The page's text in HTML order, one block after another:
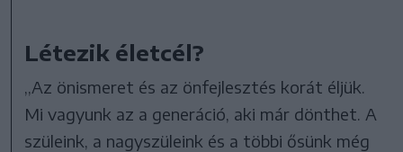
Létezik életcél?
,,Az önismeret és az önfejlesztés korát éljük.
Mi vagyunk az a generáció, aki már dönthet. A
szüleink, a nagyszüleink és a többi ősünk még